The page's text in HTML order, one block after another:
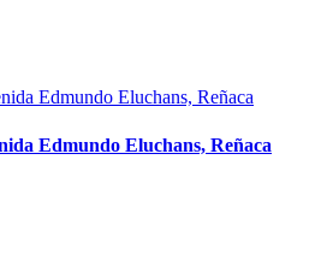
Edmundo Eluchans, Reñaca